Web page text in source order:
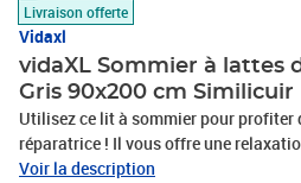
Livraison offerte
Vidaxl
vidaXL Sommier à lattes
Gris 90x200 cm Similicuir
Utilisez ce lit à sommier pour profiter
réparatrice ! Il vous offre une
agréable. Similicuir durable : le
Voir la description